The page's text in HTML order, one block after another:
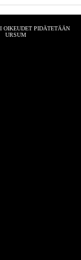
OIKEUDET PIDÄTETÄÄN
URSUM